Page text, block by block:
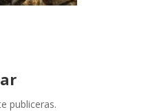
publiceras.